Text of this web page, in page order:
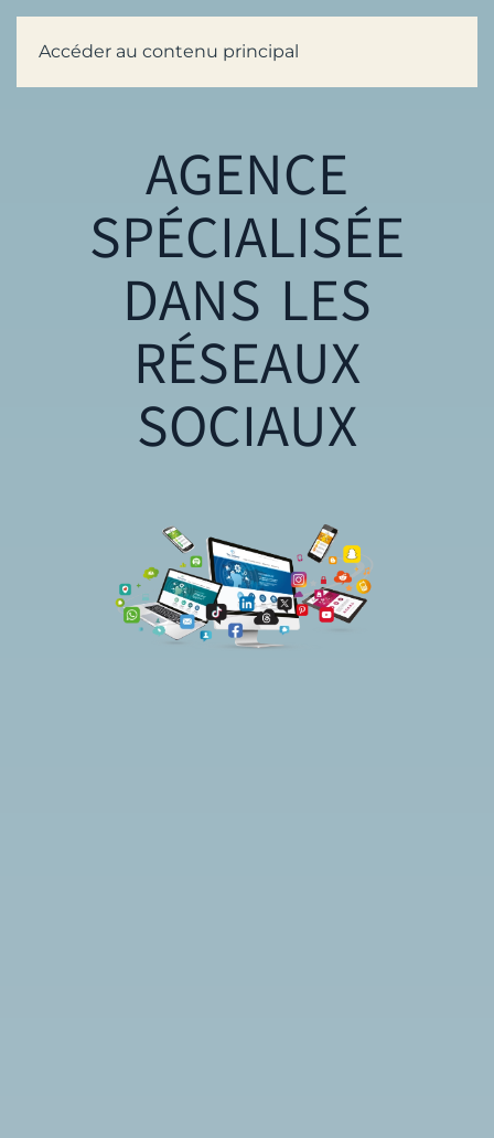
Accéder au contenu principal
AGENCE
SPÉCIALISÉE
DANS LES
RÉSEAUX
SOCIAUX